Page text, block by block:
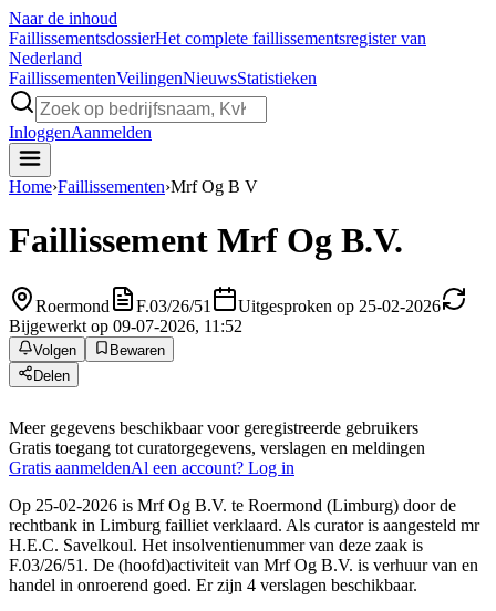
Naar de inhoud
FaillissementsdossierHet complete faillissementsregister van
Nederland
FaillissementenVeilingenNieuwsStatistieken
InloggenAanmelden
Home›Faillissementen›Mrf Og B V
Faillissement Mrf Og B.V.
Roermond F.03/26/51
Uitgesproken op 25-02-2026
Bijgewerkt op 09-07-2026, 11:52
Volgen
Bewaren
Delen
Meer gegevens beschikbaar voor geregistreerde gebruikers
Gratis toegang tot curatorgegevens, verslagen en meldingen
Gratis aanmeldenAl een account? Log in
Op 25-02-2026 is Mrf Og B.V. te Roermond (Limburg) door de
rechtbank in Limburg failliet verklaard. Als curator is aangesteld mr
H.E.C. Savelkoul. Het insolventienummer van deze zaak is
F.03/26/51. De (hoofd)activiteit van Mrf Og B.V. is verhuur van en
handel in onroerend goed. Er zijn 4 verslagen beschikbaar.